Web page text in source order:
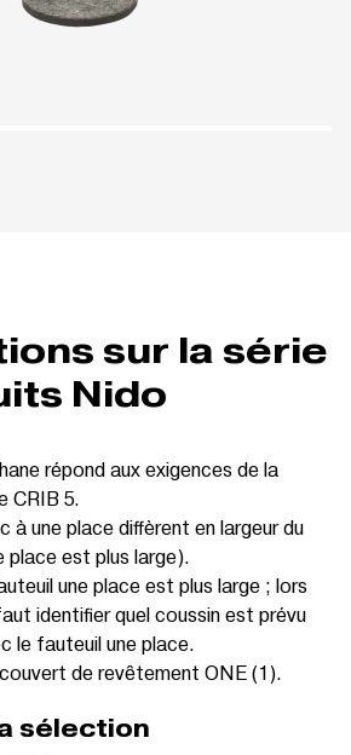
sur la série
Nido
répond aux exigences de la
CRIB 5.
à une place diffèrent en largeur du
place est plus large).
une place est plus large ; lors
identifier quel coussin est prévu
le fauteuil une place.
de revêtement ONE (1).
sélection